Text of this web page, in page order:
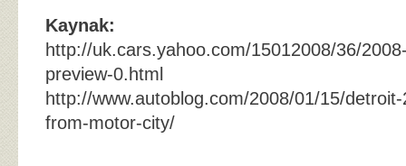
Kaynak:
http://uk.cars.yahoo.com/15012008/36/
preview-0.html
http://www.autoblog.com/2008/01/15/
from-motor-city/